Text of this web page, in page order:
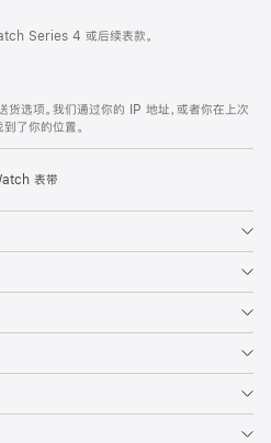
Series 4 或后续表款。
货选项。我们通过你的 IP 地址，或者你在上次
了你的位置。
表带